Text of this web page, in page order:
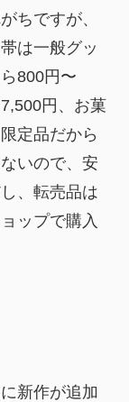
ちですが、
は一般グッ
800円〜
円、お菓
定品だから
いので、安
、転売品は
ップで購入
新作が追加